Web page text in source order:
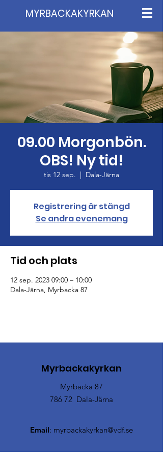
MYRBACKAKYRKAN
09.00 Morgonbön.
OBS! Ny tid!
tis 12 sep.
  |
Dala-Järna
Registrering är stängd
Se andra evenemang
Tid och plats
12 sep. 2023 09:00 – 10:00
Dala-Järna, Myrbacka 87
Myrbackakyrkan
Myrbacka 87
786 72 Dala-Järna
Email: myrbackakyrkan@vdf.se